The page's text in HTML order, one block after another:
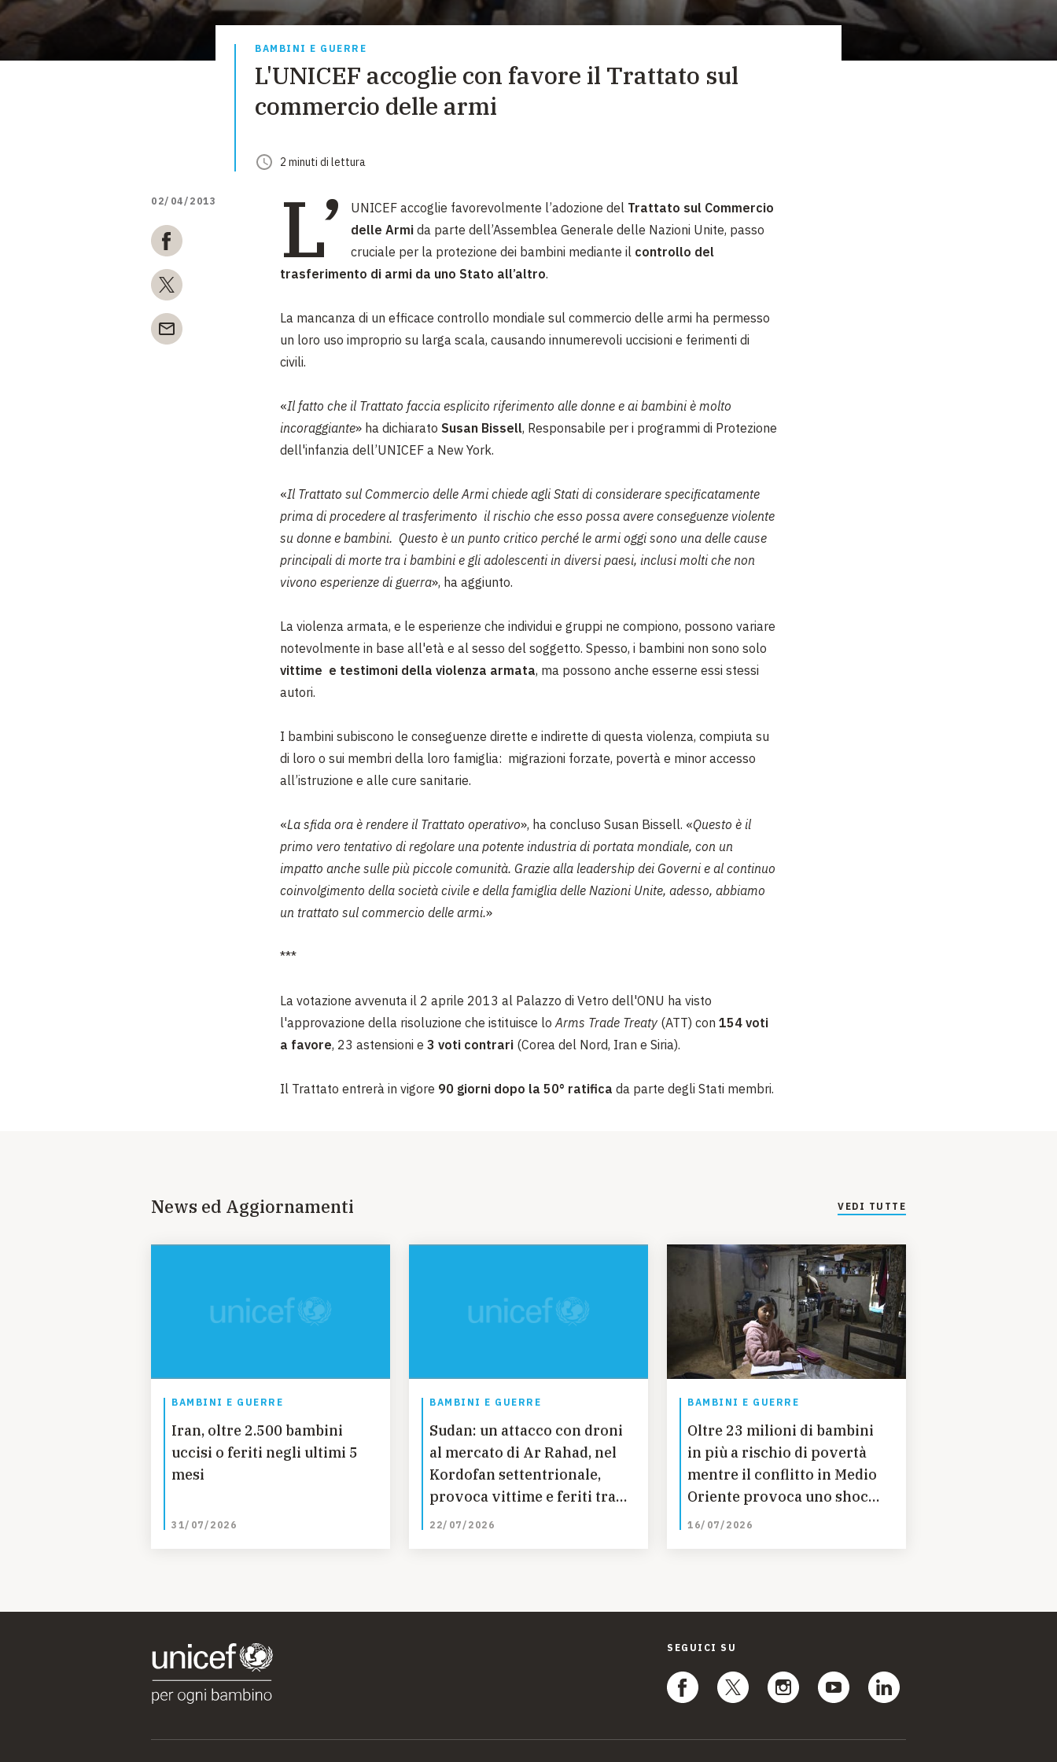
EMERGENZE
DIVERSI MODI PER DONARE. SCEGLI IL PIÙ
COMODO PER TE
BAMBINI E GUERRE
L'UNICEF accoglie con favore il Trattato sul
commercio delle armi
2 minuti di lettura
02/04/2013 L’ UNICEF accoglie favorevolmente l’adozione del Trattato sul Commercio
delle Armi da parte dell’Assemblea Generale delle Nazioni Unite, passo
cruciale per la protezione dei bambini mediante il controllo del
trasferimento di armi da uno Stato all’altro.
La mancanza di un efficace controllo mondiale sul commercio delle armi ha permesso
un loro uso improprio su larga scala, causando innumerevoli uccisioni e ferimenti di
civili.
«Il fatto che il Trattato faccia esplicito riferimento alle donne e ai bambini è molto
incoraggiante» ha dichiarato Susan Bissell, Responsabile per i programmi di Protezione
dell'infanzia dell’UNICEF a New York.
«Il Trattato sul Commercio delle Armi chiede agli Stati di considerare specificatamente
prima di procedere al trasferimento il rischio che esso possa avere conseguenze violente
su donne e bambini. Questo è un punto critico perché le armi oggi sono una delle cause
principali di morte tra i bambini e gli adolescenti in diversi paesi, inclusi molti che non
vivono esperienze di guerra», ha aggiunto.
La violenza armata, e le esperienze che individui e gruppi ne compiono, possono variare
notevolmente in base all'età e al sesso del soggetto. Spesso, i bambini non sono solo
vittime e testimoni della violenza armata, ma possono anche esserne essi stessi
autori.
I bambini subiscono le conseguenze dirette e indirette di questa violenza, compiuta su
di loro o sui membri della loro famiglia: migrazioni forzate, povertà e minor accesso
all’istruzione e alle cure sanitarie.
«La sfida ora è rendere il Trattato operativo», ha concluso Susan Bissell. «Questo è il
primo vero tentativo di regolare una potente industria di portata mondiale, con un
impatto anche sulle più piccole comunità. Grazie alla leadership dei Governi e al continuo
coinvolgimento della società civile e della famiglia delle Nazioni Unite, adesso, abbiamo
un trattato sul commercio delle armi.»
***
La votazione avvenuta il 2 aprile 2013 al Palazzo di Vetro dell'ONU ha visto
l'approvazione della risoluzione che istituisce lo Arms Trade Treaty (ATT) con 154 voti
a favore, 23 astensioni e 3 voti contrari (Corea del Nord, Iran e Siria).
Il Trattato entrerà in vigore 90 giorni dopo la 50° ratifica da parte degli Stati membri.
News ed Aggiornamenti VEDI TUTTE
BAMBINI E GUERRE
Iran, oltre 2.500 bambini
uccisi o feriti negli ultimi 5
mesi
31/07/2026
BAMBINI E GUERRE
Sudan: un attacco con droni
al mercato di Ar Rahad, nel
Kordofan settentrionale,
provoca vittime e feriti tra i
bambini
22/07/2026
BAMBINI E GUERRE
Oltre 23 milioni di bambini
in più a rischio di povertà
mentre il conflitto in Medio
Oriente provoca uno shock
economico globale
16/07/2026
SEGUICI SU